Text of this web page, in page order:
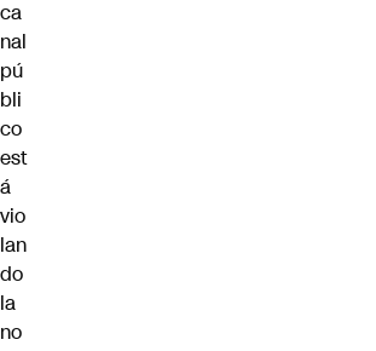
ca
nal
pú
bli
co
est
á
vio
lan
do
la
no